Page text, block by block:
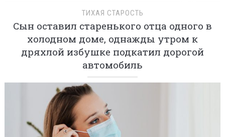
ТИХАЯ СТАРОСТЬ
Сын оставил старенького отца одного в
холодном доме, однажды утром к
дряхлой избушке подкатил дорогой
автомобиль